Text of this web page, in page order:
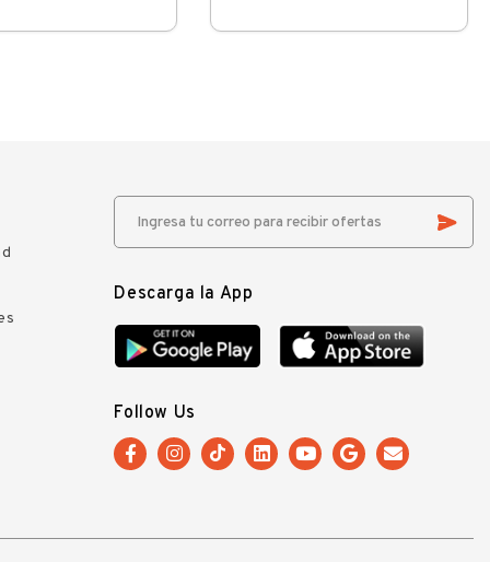
Descarga la App
Follow Us